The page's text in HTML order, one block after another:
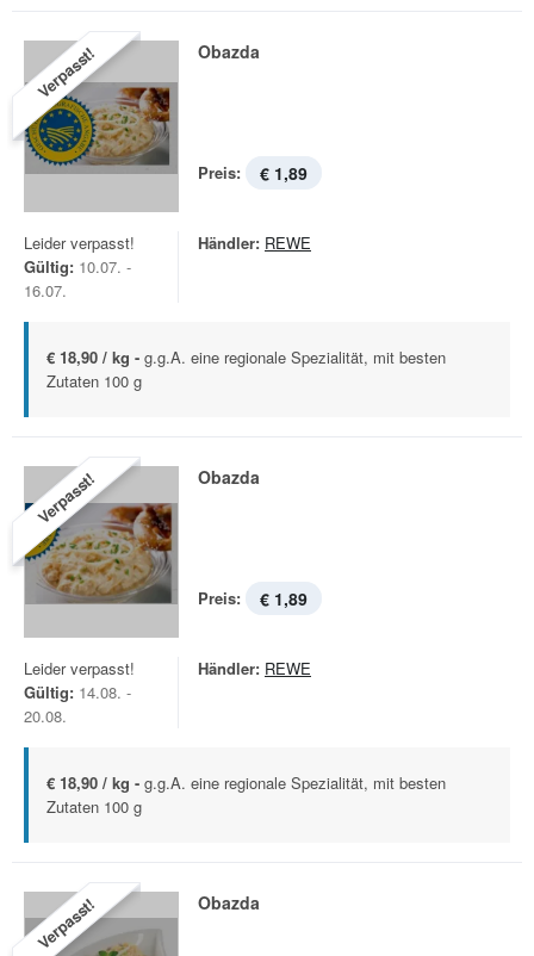
Verpasst! Obazda
Preis: € 1,89
Leider verpasst!
Gültig: 10.07. -
16.07.
Händler: REWE
€ 18,90 / kg - g.g.A. eine regionale Spezialität, mit besten
Zutaten 100 g
Verpasst! Obazda
Preis: € 1,89
Leider verpasst!
Gültig: 14.08. -
20.08.
Händler: REWE
€ 18,90 / kg - g.g.A. eine regionale Spezialität, mit besten
Zutaten 100 g
Verpasst! Obazda